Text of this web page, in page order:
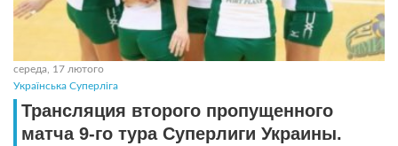
середа, 17 лютого
Українська Суперліга
Трансляция второго пропущенного
матча 9-го тура Суперлиги Украины.